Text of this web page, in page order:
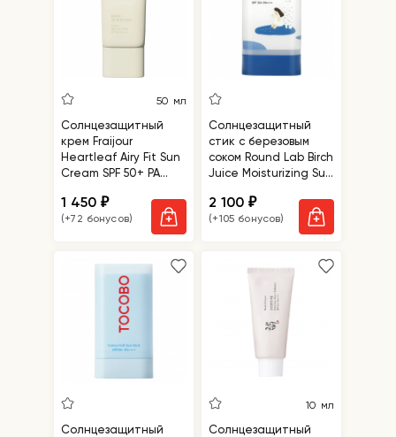
50 мл
Солнцезащитный
крем Fraijour
Heartleaf Airy Fit Sun
Cream SPF 50+ PA
1 450₽
(+72 бонусов)
Солнцезащитный
стик с березовым
соком Round Lab Birch
Juice Moisturizing Sun
2 100₽
(+105 бонусов)
Солнцезащитный
10 мл
Солнцезащитный